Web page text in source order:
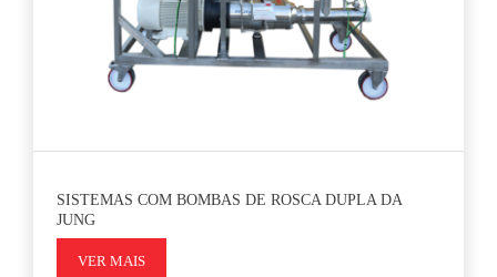
SISTEMAS COM BOMBAS DE ROSCA DUPLA DA
JUNG
VER MAIS